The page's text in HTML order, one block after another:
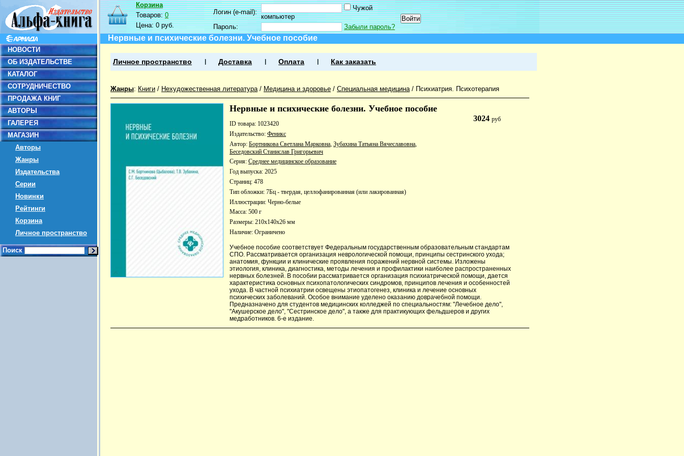
НОВОСТИ
ОБ ИЗДАТЕЛЬСТВЕ
КАТАЛОГ
СОТРУДНИЧЕСТВО
ПРОДАЖА КНИГ
АВТОРЫ
ГАЛЕРЕЯ
МАГАЗИН
Авторы
Жанры
Издательства
Серии
Новинки
Рейтинги
Корзина
Личное пространство
Поиск
Корзина
Товаров:0
Цена:0 руб.
Логин (e-mail):
Чужой
компьютер
Пароль:
Забыли пароль?
Нервные и психические болезни. Учебное пособие
Личное пространство Доставка Оплата Как заказать
Жанры: Книги / Нехудожественная литература/ Медицина и здоровье / Специальная медицина/ Психиатрия. Психотерапия
Нервные и психические болезни. Учебное пособие
3024руб
ID товара: 1023420
Издательство: Феникс
Автор: Бортникова Светлана Марковна Зубахина Татьяна Вячеславовна
Беседовский Станислав Григорьевич
Серия: Среднее медицинское образование
Год выпуска: 2025
Страниц: 478
Тип обложки: 7Бц - твердая, целлофанированная (или лакированная)
Иллюстрации: Черно-белые
Масса: 500 г
Размеры: 210x140x26 мм
Наличие: Ограничено
Учебное пособие соответствует Федеральным государственным образовательным стандартам
СПО. Рассматривается организация неврологической помощи, принципы сестринского ухода;
анатомия, функции и клинические проявления поражений нервной системы. Изложены
этиология, клиника, диагностика, методы лечения и профилактики наиболее распространенных
нервных болезней. В пособии рассматривается организация психиатрической помощи, дается
характеристика основных психопатологических синдромов, принципов лечения и особенностей
ухода. В частной психиатрии освещены этиопатогенез, клиника и лечение основных
психических заболеваний. Особое внимание уделено оказанию доврачебной помощи.
Предназначено для студентов медицинских колледжей по специальностям: "Лечебное дело",
"Акушерское дело", "Сестринское дело", а также для практикующих фельдшеров и других
медработников. 6-е издание.